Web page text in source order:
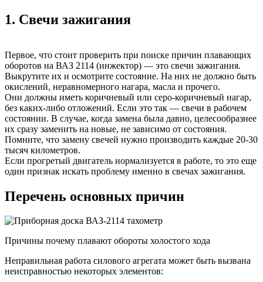
1. Свечи зажигания
Первое, что стоит проверить при поиске причин плавающих
оборотов на ВАЗ 2114 (инжектор) — это свечи зажигания.
Выкрутите их и осмотрите состояние. На них не должно быть
окислений, неравномерного нагара, масла и прочего.
Они должны иметь коричневый или серо-коричневый нагар,
без каких-либо отложений. Если это так — свечи в рабочем
состоянии. В случае, когда замена была давно, целесообразнее
их сразу заменить на новые, не зависимо от состояния.
Помните, что замену свечей нужно производить каждые 20-30
тысяч километров.
Если прогретый двигатель нормализуется в работе, то это еще
один признак искать проблему именно в свечах зажигания.
Перечень основных причин
Причины почему плавают обороты холостого хода
Неправильная работа силового агрегата может быть вызвана
неисправностью некоторых элементов: